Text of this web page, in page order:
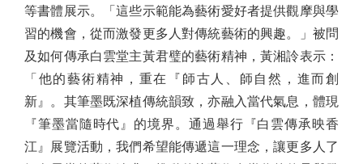
等書體展示。「這些示範能為藝術愛好者提供觀摩與學
習的機會，從而激發更多人對傳統藝術的興趣。」被問
及如何傳承白雲堂主黃君璧的藝術精神，黃湘詅表示：
「他的藝術精神，重在『師古人、師自然，進而創
新』。其筆墨既深植傳統韻致，亦融入當代氣息，體現
『筆墨當隨時代』的境界。通過舉行『白雲傳承映香
江』展覽活動，我們希望能傳遞這一理念，讓更多人了